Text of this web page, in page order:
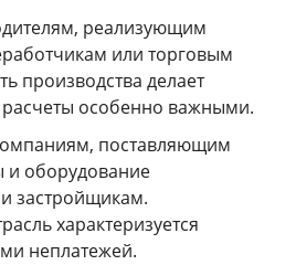
реализующим
или торговым
производства делает
особенно важными.
поставляющим
и оборудование
застройщикам.
характеризуется
неплатежей.